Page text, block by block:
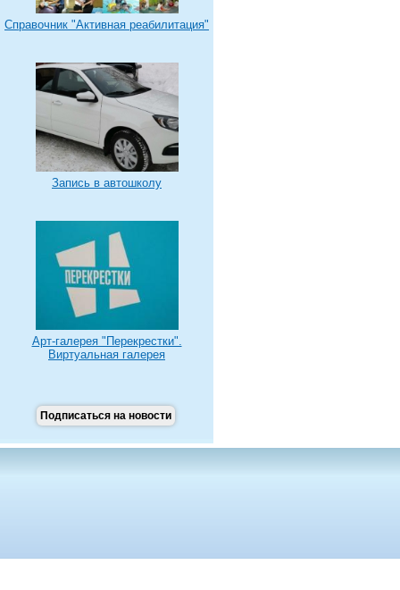
Справочник "Активная реабилитация"
Запись в автошколу
Арт-галерея "Перекрестки".
Виртуальная галерея
Подписаться на новости